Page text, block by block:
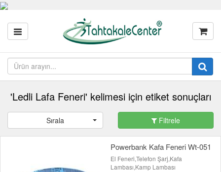
'Ledli Lafa Feneri' kelimesi için etiket sonuçları
Sırala Filtrele
Powerbank Kafa Feneri Wt-051
El Feneri,Telefon Şarj,Kafa
Lambası,Kamp Lambası